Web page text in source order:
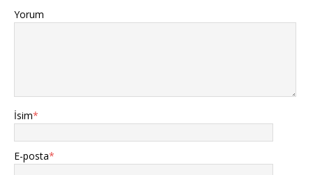
Yorum
İsim*
E-posta*